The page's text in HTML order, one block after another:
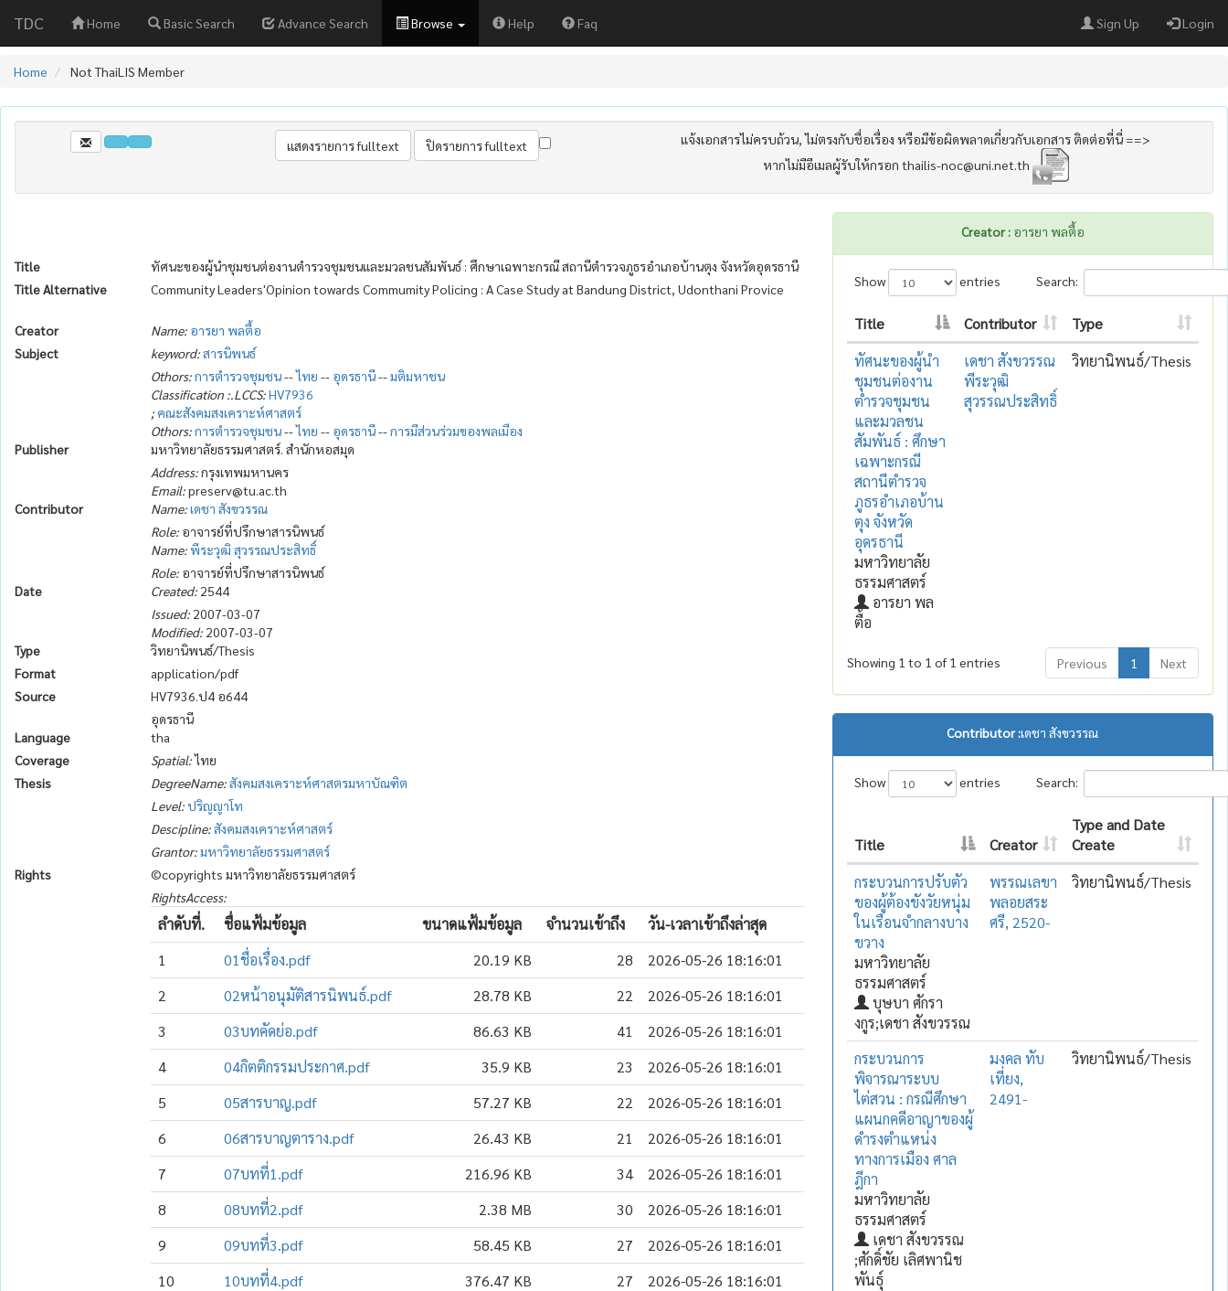
TDC Home Basic Search Advance Search Browse Help Faq Sign Up Login
Home Not ThaiLIS Member
แจ้งเอกสารไม่ครบถ้วน, ไม่ตรงกับชื่อเรื่อง หรือมีข้อผิดพลาดเกี่ยวกับเอกสาร ติดต่อที่นี่ ==>
หากไม่มีอีเมลผู้รับให้กรอก thailis-noc@uni.net.th
Title
ทัศนะของผู้นำชุมชนต่องานตำรวจชุมชนและมวลชนสัมพันธ์ : ศึกษาเฉพาะกรณี สถานีตำรวจภูธรอำเภอบ้านตุง จังหวัดอุดรธานี
Title Alternative
Community Leaders'Opinion towards Commumity Policing : A Case Study at Bandung District, Udonthani Provice
Creator Name: อารยา พลตื้อ
Subject
keyword:สารนิพนธ์
Othors:การตำรวจชุมชน--ไทย -- อุดรธานี--มติมหาชน
Classification :.LCCS:HV7936
; คณะสังคมสงเคราะห์ศาสตร์
Othors:การตำรวจชุมชน--ไทย -- อุดรธานี--การมีส่วนร่วมของพลเมือง
Publisher
มหาวิทยาลัยธรรมศาสตร์. สำนักหอสมุด
Address:กรุงเทพมหานคร
Email:preserv@tu.ac.th
Contributor
Name:เดชา สังขวรรณ
Role: อาจารย์ที่ปรึกษาสารนิพนธ์
Name:พีระวุฒิ สุวรรณประสิทธิ์
Role: อาจารย์ที่ปรึกษาสารนิพนธ์
Date
Created: 2544
Issued: 2007-03-07
Modified: 2007-03-07
Type
วิทยานิพนธ์/Thesis
Format
application/pdf
Source
HV7936.ป4 อ644
อุดรธานี
Language
tha
Coverage
Spatial:ไทย
Thesis
DegreeName:สังคมสงเคราะห์ศาสตรมหาบัณฑิต
Level:ปริญญาโท
Descipline:สังคมสงเคราะห์ศาสตร์
Grantor:มหาวิทยาลัยธรรมศาสตร์
Rights
©copyrights มหาวิทยาลัยธรรมศาสตร์
RightsAccess:
ลำดับที่. ชื่อแฟ้มข้อมูล ขนาดแฟ้มข้อมูล จำนวนเข้าถึง
วัน-เวลาเข้าถึงล่าสุด
1
01ชื่อเรื่อง.pdf 20.19 KB 28
2026-05-26 18:16:01
2
02หน้าอนุมัติสารนิพนธ์.pdf 28.78 KB 22
2026-05-26 18:16:01
3
03บทคัดย่อ.pdf 86.63 KB 41
2026-05-26 18:16:01
4
04กิตติกรรมประกาศ.pdf 35.9 KB 23
2026-05-26 18:16:01
5
05สารบาญ.pdf 57.27 KB 22
2026-05-26 18:16:01
6
06สารบาญตาราง.pdf 26.43 KB 21
2026-05-26 18:16:01
7
07บทที่1.pdf 216.96 KB 34
2026-05-26 18:16:01
8
08บทที่2.pdf 2.38 MB 30
2026-05-26 18:16:01
9
09บทที่3.pdf 58.45 KB 27
2026-05-26 18:16:01
10
10บทที่4.pdf 376.47 KB 27
2026-05-26 18:16:01
Creator :อารยา พลตื้อ
Show entries Search:
Title Contributor
Type
ทัศนะของผู้นำ
ชุมชนต่องาน
ตำรวจชุมชน
และมวลชน
สัมพันธ์ : ศึกษา
เฉพาะกรณี
สถานีตำรวจ
ภูธรอำเภอบ้าน
ตุง จังหวัด
อุดรธานี
มหาวิทยาลัย
ธรรมศาสตร์
อารยา พล
ตื้อ
เดชา สังขวรรณ
พีระวุฒิ
สุวรรณประสิทธิ์
วิทยานิพนธ์/Thesis
Showing 1 to 1 of 1 entries Previous 1 Next
Contributor :เดชา สังขวรรณ
Show entries Search:
Title Creator
Type and Date
Create
กระบวนการปรับตัว
ของผู้ต้องขังวัยหนุ่ม
ในเรือนจำกลางบาง
ขวาง
มหาวิทยาลัย
ธรรมศาสตร์
บุษบา ศักรา
งกูร;เดชา สังขวรรณ
พรรณเลขา
พลอยสระ
ศรี, 2520-
วิทยานิพนธ์/Thesis
กระบวนการ
พิจารณาระบบ
ไต่สวน : กรณีศึกษา
แผนกคดีอาญาของผู้
ดำรงตำแหน่ง
ทางการเมือง ศาล
ฎีกา
มหาวิทยาลัย
ธรรมศาสตร์
เดชา สังขวรรณ
;ศักดิ์ชัย เลิศพานิช
พันธุ์
มงคล ทับ
เที่ยง,
2491-
วิทยานิพนธ์/Thesis